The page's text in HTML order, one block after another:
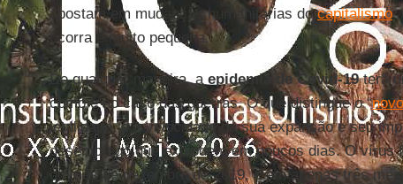
apostam em mudanças humanitárias docapitalismo,
ocorra é muito pequena.
De qualquer maneira, a epidemia de Covid-19terá
como é no caso das guerras. O que distingue o “
letalidade, é a velocidade da sua expansão e seu
desemprego que explodem em poucos dias. O vírus
do mês de dezembro de 2019, e em apenas três